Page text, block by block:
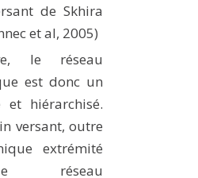
de Skhira
et al, 2005)
le réseau
est donc un
hiérarchisé.
versant, outre
extrémité
réseau